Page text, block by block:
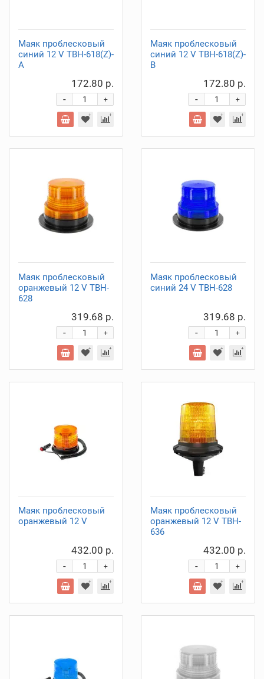
Маяк проблесковый
синий 12 V TBH-618(Z)-
А
172.80 р.
+
-
Маяк проблесковый
синий 12 V TBH-618(Z)-
В
172.80 р.
+
-
Маяк проблесковый
оранжевый 12 V TBH-
628
319.68 р.
+
-
Маяк проблесковый
синий 24 V TBH-628
319.68 р.
+
-
Маяк проблесковый
оранжевый 12 V
432.00 р.
+
-
Маяк проблесковый
оранжевый 12 V TBH-
636
432.00 р.
+
-